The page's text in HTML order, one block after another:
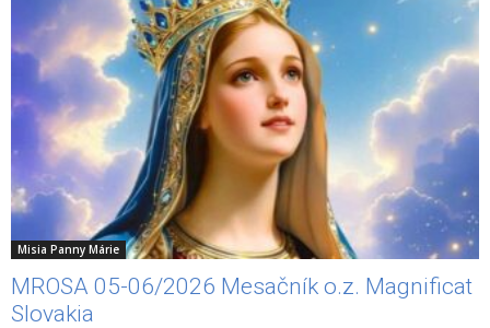
Misia Panny Márie
MROSA 05-06/2026 Mesačník o.z. Magnificat
Slovakia